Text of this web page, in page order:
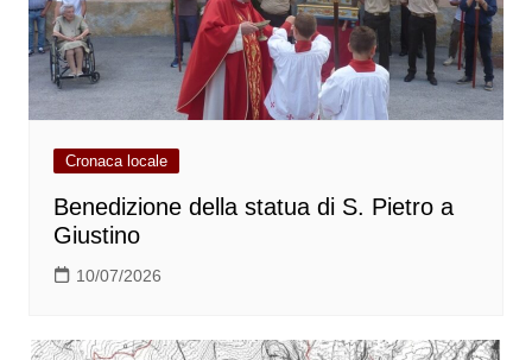
Cronaca locale
Benedizione della statua di S. Pietro a
Giustino
10/07/2026